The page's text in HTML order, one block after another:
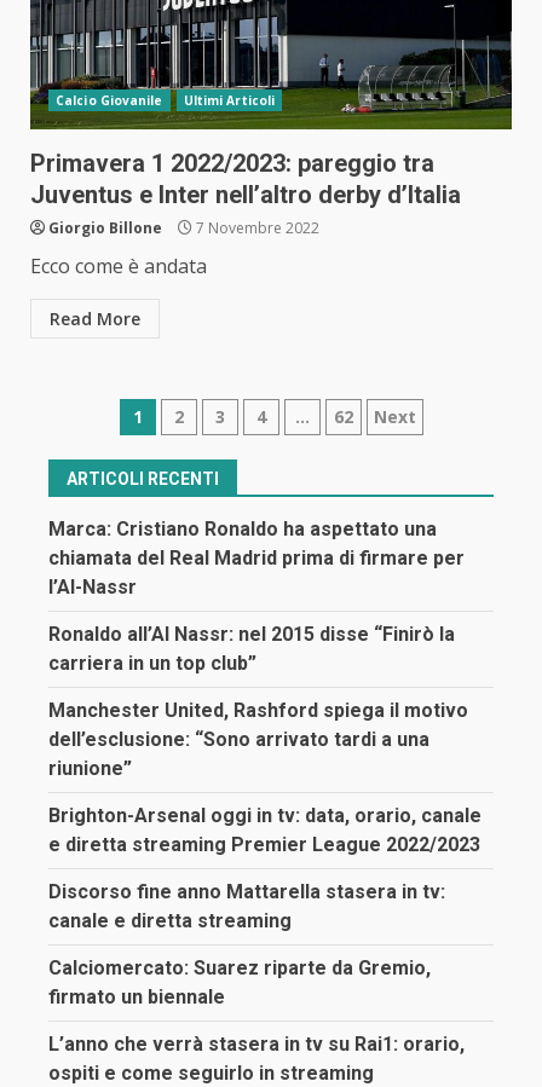
Calcio Giovanile Ultimi Articoli
Primavera 1 2022/2023: pareggio tra
Juventus e Inter nell’altro derby d’Italia
Giorgio Billone 7 Novembre 2022
Ecco come è andata
Read More
Navigazione
articoli
1 2 3 4 … 62 Next
ARTICOLI RECENTI
Marca: Cristiano Ronaldo ha aspettato una
chiamata del Real Madrid prima di firmare per
l’Al-Nassr
Ronaldo all’Al Nassr: nel 2015 disse “Finirò la
carriera in un top club”
Manchester United, Rashford spiega il motivo
dell’esclusione: “Sono arrivato tardi a una
riunione”
Brighton-Arsenal oggi in tv: data, orario, canale
e diretta streaming Premier League 2022/2023
Discorso fine anno Mattarella stasera in tv:
canale e diretta streaming
Calciomercato: Suarez riparte da Gremio,
firmato un biennale
L’anno che verrà stasera in tv su Rai1: orario,
ospiti e come seguirlo in streaming